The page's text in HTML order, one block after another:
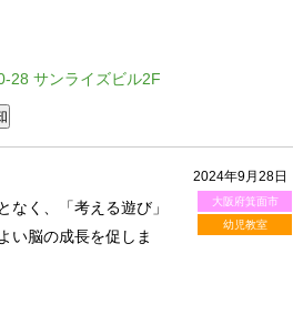
28 サンライズビル2F
2024年9月28日
大阪府箕面市
幼児教室
なく、「考える遊び」
い脳の成長を促しま